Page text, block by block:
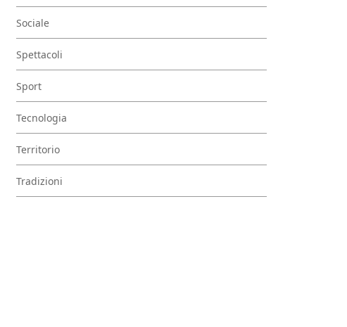
Sociale
Spettacoli
Sport
Tecnologia
Territorio
Tradizioni